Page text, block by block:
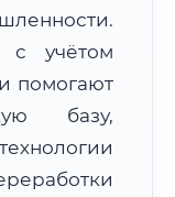
с учётом
помогают
базу,